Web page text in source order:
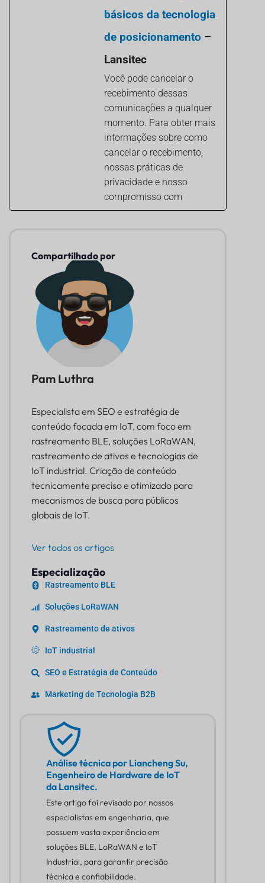
básicos da tecnologia
de posicionamento –
Lansitec
Você pode cancelar o
recebimento dessas
comunicações a qualquer
momento. Para obter mais
informações sobre como
cancelar o recebimento,
nossas práticas de
privacidade e nosso
compromisso com
Compartilhado por
Pam Luthra
Especialista em SEO e estratégia de
conteúdo focada em IoT, com foco em
rastreamento BLE, soluções LoRaWAN,
rastreamento de ativos e tecnologias de
IoT industrial. Criação de conteúdo
tecnicamente preciso e otimizado para
mecanismos de busca para públicos
globais de IoT.
Ver todos os artigos
Especialização
Rastreamento BLE
Soluções LoRaWAN
Rastreamento de ativos
IoT industrial
SEO e Estratégia de Conteúdo
Marketing de Tecnologia B2B
Análise técnica por Liancheng Su,
Engenheiro de Hardware de IoT
da Lansitec.
Este artigo foi revisado por nossos
especialistas em engenharia, que
possuem vasta experiência em
soluções BLE, LoRaWAN e IoT
Industrial, para garantir precisão
técnica e confiabilidade.